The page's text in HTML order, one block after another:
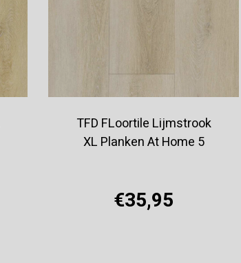
TFD FLoortile Lijmstrook
XL Planken At Home 5
€35,95